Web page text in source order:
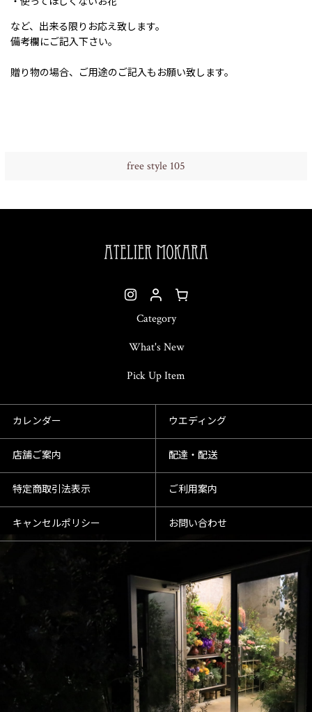
free style 105
など、出来る限りお応え致します。
備考欄にご記入下さい。
贈り物の場合、ご用途のご記入もお願い致します。
Category
What's New
Pick Up Item
カレンダー ウエディング
店舗ご案内 配達・配送
特定商取引法表示 ご利用案内
キャンセルポリシー お問い合わせ